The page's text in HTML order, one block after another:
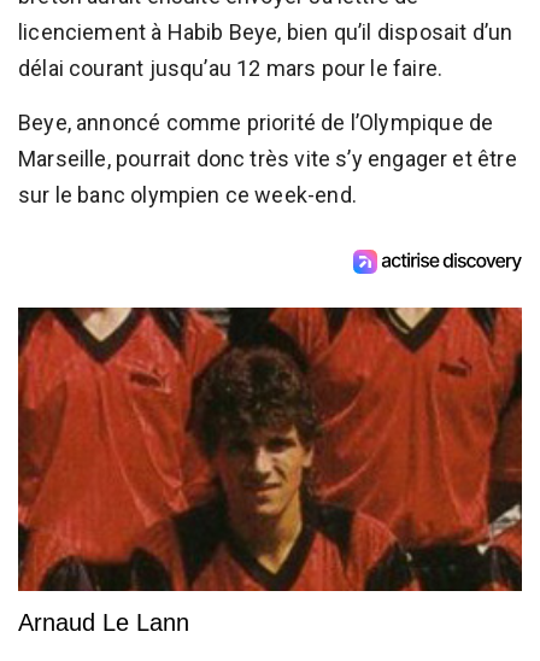
licenciement à Habib Beye, bien qu’il disposait d’un
délai courant jusqu’au 12 mars pour le faire.
Beye, annoncé comme priorité de l’Olympique de
Marseille, pourrait donc très vite s’y engager et être
sur le banc olympien ce week-end.
Arnaud Le Lann